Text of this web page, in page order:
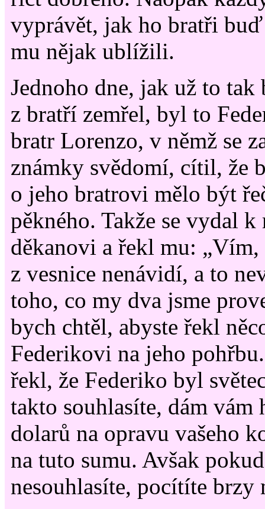
vyprávět, jak ho bratři
mu nějak ublížili.
Jednoho dne, jak už to tak
z bratří zemřel, byl to
bratr Lorenzo, v němž se
známky svědomí, cítil, že
o jeho bratrovi mělo být
pěkného. Takže se vydal
děkanovi a řekl mu: „Vím,
z vesnice nenávidí, a to
toho, co my dva jsme
bych chtěl, abyste řekl
Federikovi na jeho
řekl, že Federiko byl
takto souhlasíte, dám vám
dolarů na opravu vašeho
na tuto sumu. Avšak
nesouhlasíte, pocítíte brzy